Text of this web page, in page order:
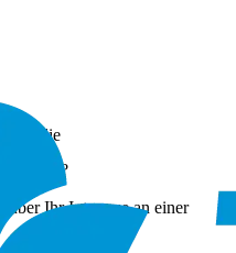
über Ihr Interesse an einer